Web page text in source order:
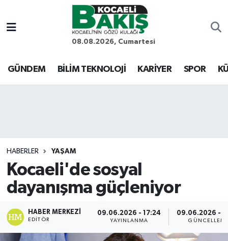
08.08.2026, Cumartesi
GÜNDEM BİLİM TEKNOLOJİ KARİYER SPOR
HABERLER YAŞAM
Kocaeli'de sosyal
dayanışma güçleniyor
HABER MERKEZI
EDITÖR
09.06.2026 - 17:24
YAYINLANMA
09.06.2026 -
Kocaeli Nöbetçi Eczaneler
Kocaeli Hava Durumu
Son Dakika Haberleri
Haber Arşivi